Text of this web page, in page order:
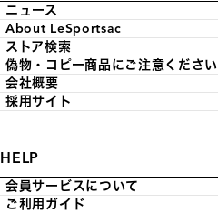
ニュース
About LeSportsac
ストア検索
偽物・コピー商品にご注意ください
会社概要
採用サイト
HELP
会員サービスについて
ご利用ガイド